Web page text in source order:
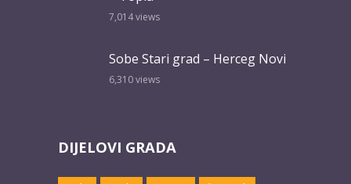
7,014views
Sobe Stari grad – Herceg Novi
6,310views
DIJELOVI GRADA